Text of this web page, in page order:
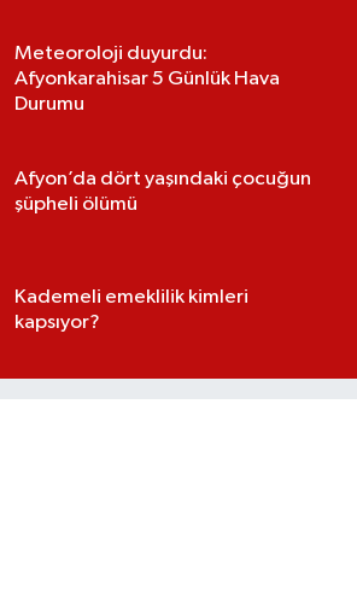
Meteoroloji duyurdu:
Afyonkarahisar 5 Günlük Hava
Durumu
Afyon’da dört yaşındaki çocuğun
şüpheli ölümü
Kademeli emeklilik kimleri
kapsıyor?